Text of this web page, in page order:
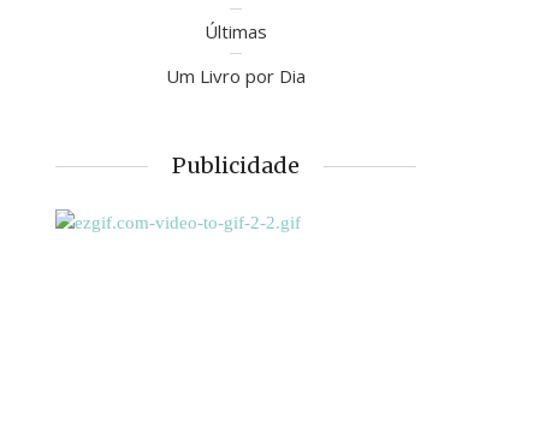
Últimas
Um Livro por Dia
Publicidade